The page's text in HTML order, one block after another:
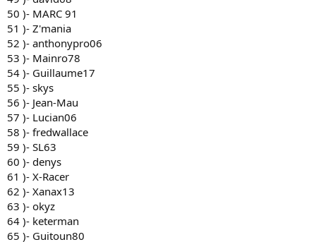
50 )- MARC 91
51 )- Z'mania
52 )- anthonypro06
53 )- Mainro78
54 )- Guillaume17
55 )- skys
56 )- Jean-Mau
57 )- Lucian06
58 )- fredwallace
59 )- SL63
60 )- denys
61 )- X-Racer
62 )- Xanax13
63 )- okyz
64 )- keterman
65 )- Guitoun80